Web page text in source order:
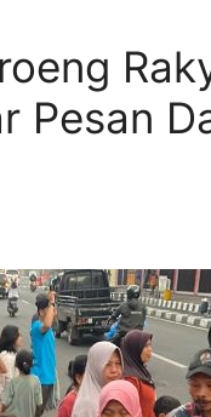
Pesan